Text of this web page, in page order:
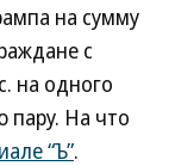
на сумму
с
на одного
пару. На что
“Ъ”.